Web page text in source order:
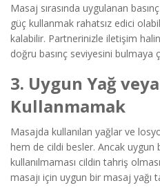
Masaj sırasında uygulanan
güç kullanmak rahatsız edici
kalabilir. Partnerinizle iletişim
doğru basınç seviyesini bulmaya
3. Uygun Yağ
Kullanmamak
Masajda kullanılan yağlar ve
hem de cildi besler. Ancak uygun
kullanılmaması cildin tahriş
masajı için uygun bir masaj yağı